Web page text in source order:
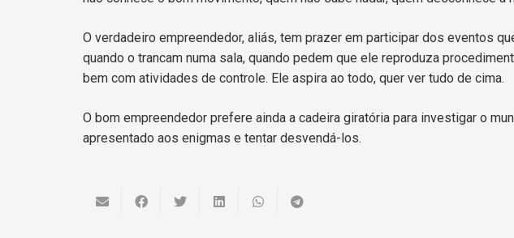
O verdadeiro empreendedor, aliás, tem prazer em participar dos eventos
quando o trancam numa sala, quando pedem que ele reproduza
bem com atividades de controle. Ele aspira ao todo, quer ver tudo de cima.
O bom empreendedor prefere ainda a cadeira giratória para investigar o
apresentado aos enigmas e tentar desvendá-los.